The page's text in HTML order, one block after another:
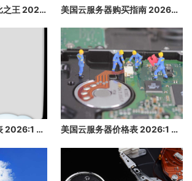
美国云服务器性价比之王 2026：价格最低，配置最高，带宽最大 美国云服务器购买指南 2026：高性价比海外云主机推荐
美国云服务器价格表 2026:1 核/2 核/4 核/8 核配置每月多少钱？ 美国云服务器价格表 2026:1 核/2 核/4 核/8 核配置每月多少钱？